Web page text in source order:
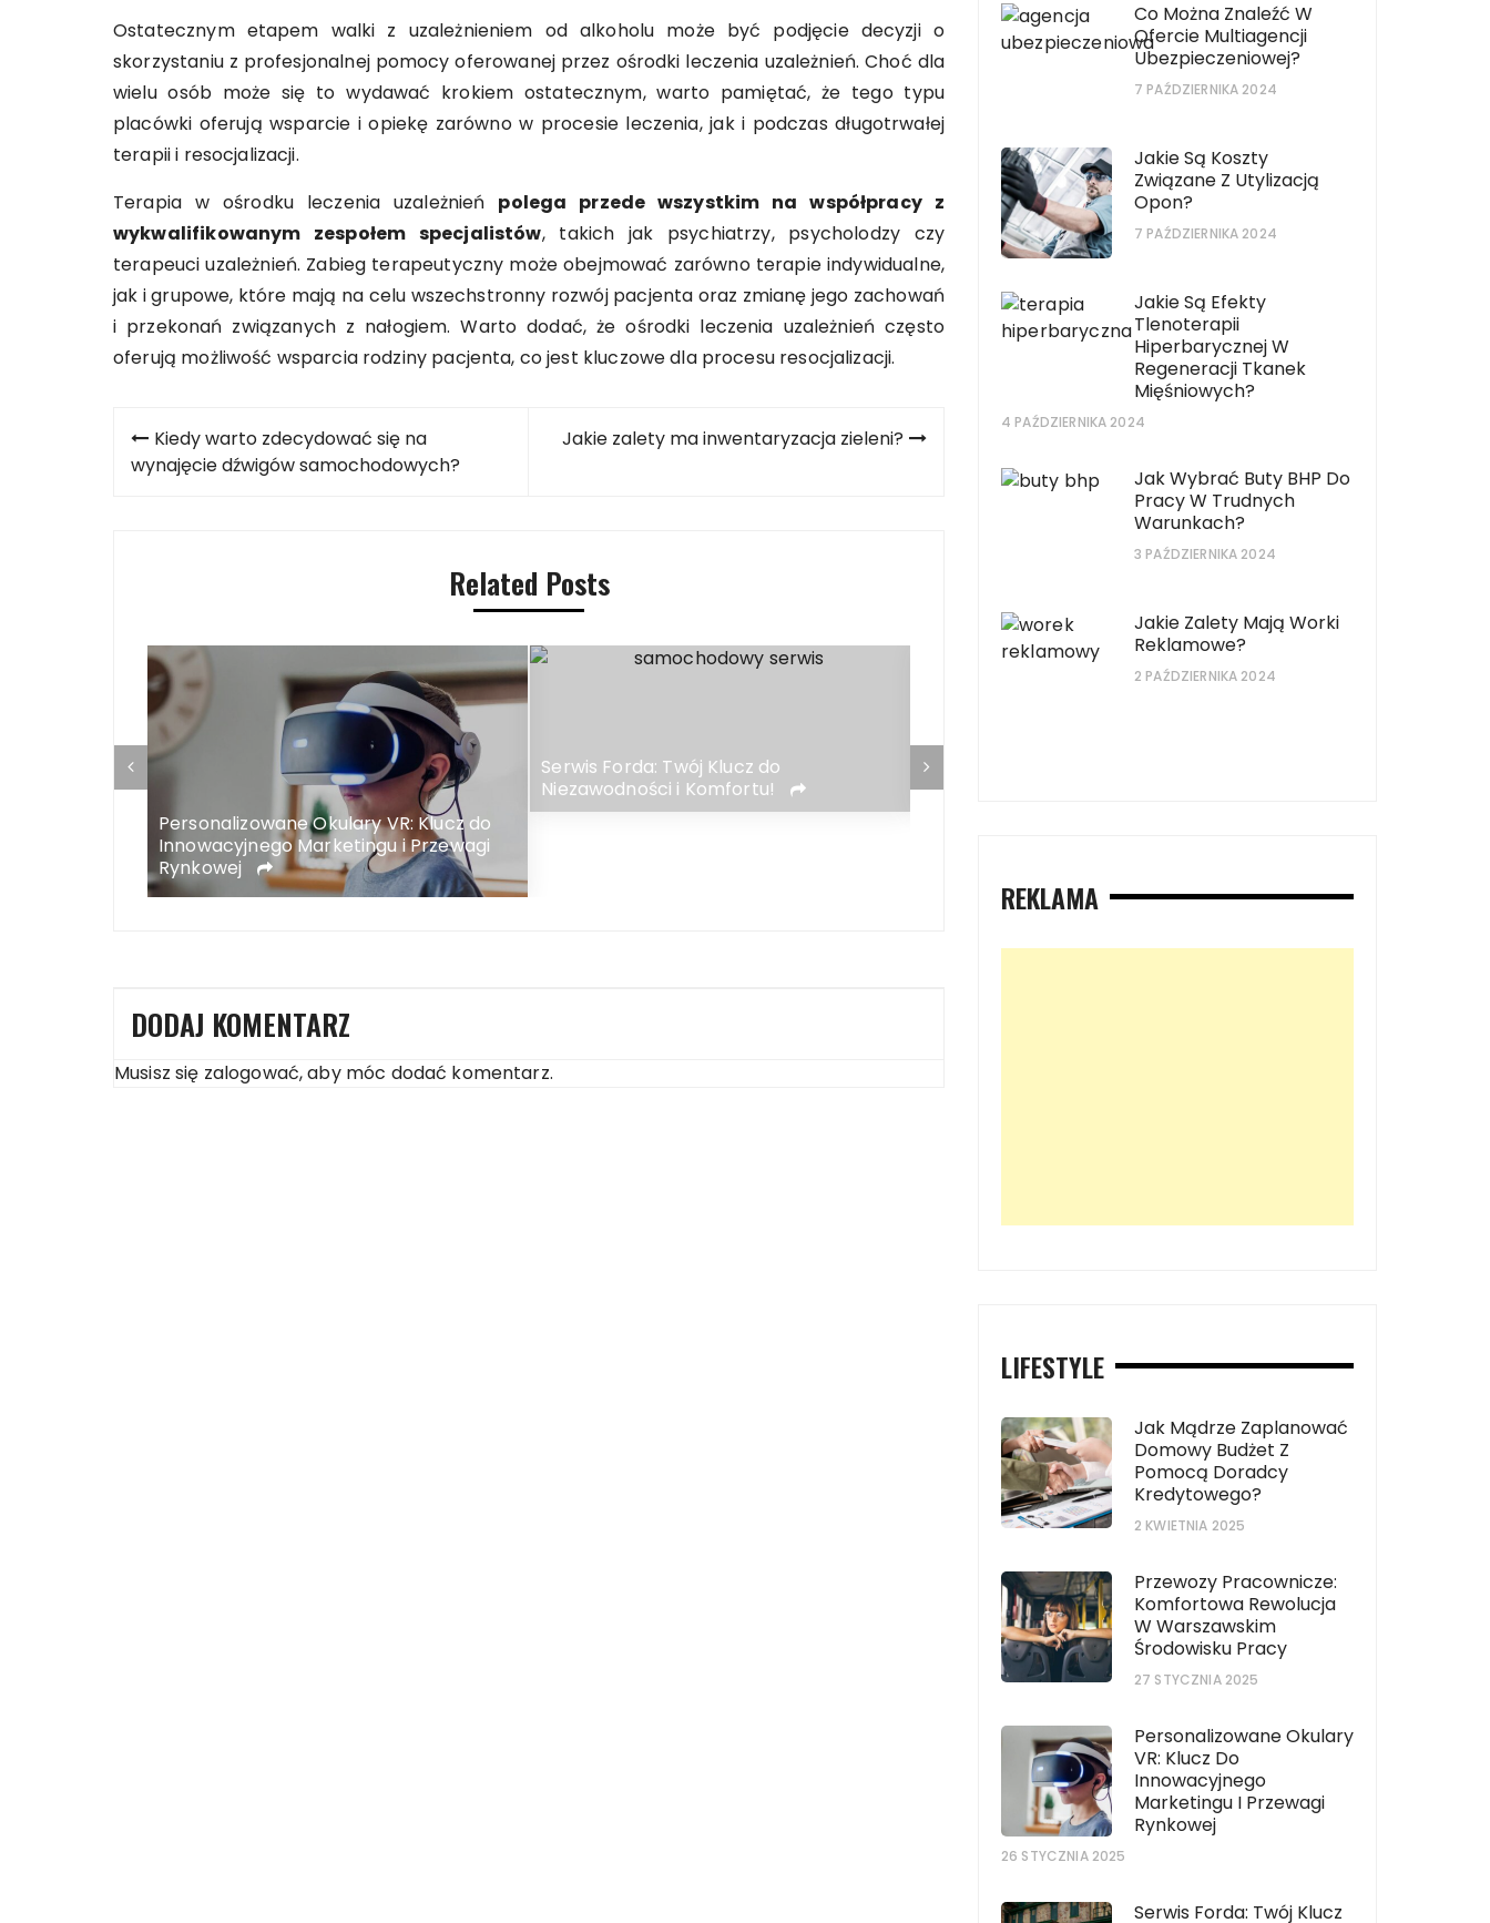
Ostatecznym etapem walki z uzależnieniem od alkoholu może być podjęcie decyzji o
skorzystaniu z profesjonalnej pomocy oferowanej przez ośrodki leczenia uzależnień. Choć dla
wielu osób może się to wydawać krokiem ostatecznym, warto pamiętać, że tego typu
placówki oferują wsparcie i opiekę zarówno w procesie leczenia, jak i podczas długotrwałej
terapii i resocjalizacji.
Terapia w ośrodku leczenia uzależnień polega przede wszystkim na współpracy z
wykwalifikowanym zespołem specjalistów, takich jak psychiatrzy, psycholodzy czy
terapeuci uzależnień. Zabieg terapeutyczny może obejmować zarówno terapie indywidualne,
jak i grupowe, które mają na celu wszechstronny rozwój pacjenta oraz zmianę jego zachowań
i przekonań związanych z nałogiem. Warto dodać, że ośrodki leczenia uzależnień często
oferują możliwość wsparcia rodziny pacjenta, co jest kluczowe dla procesu resocjalizacji.
Nawigacja
wpisu
Kiedy warto zdecydować się na
wynajęcie dźwigów samochodowych?
Jakie zalety ma inwentaryzacja zieleni?
Related Posts
Personalizowane Okulary VR: Klucz do
Innowacyjnego Marketingu i Przewagi
Rynkowej
Serwis Forda: Twój Klucz do
Niezawodności i Komfortu!
Jakie zalety mają worki reklamowe?
DODAJ KOMENTARZ
Musisz się zalogować, aby móc dodać komentarz.
Co Można Znaleźć W
Ofercie Multiagencji
Ubezpieczeniowej?
7 PAŹDZIERNIKA 2024
Jakie Są Koszty
Związane Z Utylizacją
Opon?
7 PAŹDZIERNIKA 2024
Jakie Są Efekty
Tlenoterapii
Hiperbarycznej W
Regeneracji Tkanek
Mięśniowych?
4 PAŹDZIERNIKA 2024
Jak Wybrać Buty BHP Do
Pracy W Trudnych
Warunkach?
3 PAŹDZIERNIKA 2024
Jakie Zalety Mają Worki
Reklamowe?
2 PAŹDZIERNIKA 2024
REKLAMA
LIFESTYLE
Jak Mądrze Zaplanować
Domowy Budżet Z
Pomocą Doradcy
Kredytowego?
2 KWIETNIA 2025
Przewozy Pracownicze:
Komfortowa Rewolucja
W Warszawskim
Środowisku Pracy
27 STYCZNIA 2025
Personalizowane Okulary
VR: Klucz Do
Innowacyjnego
Marketingu I Przewagi
Rynkowej
26 STYCZNIA 2025
Serwis Forda: Twój Klucz